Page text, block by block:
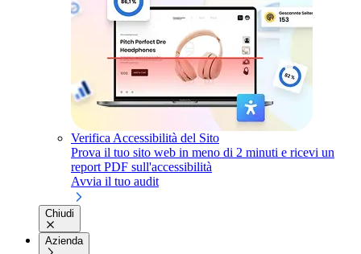
Verifica Accessibilità del Sito
Prova il tuo sito web in meno di 2 minuti e ricevi un
report PDF sull'accessibilità
Avvia il tuo audit
Chiudi
Azienda